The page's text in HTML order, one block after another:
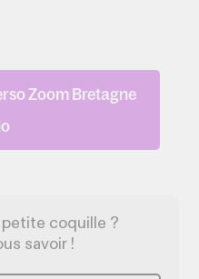
Zoom Bretagne
petite coquille ?
savoir !